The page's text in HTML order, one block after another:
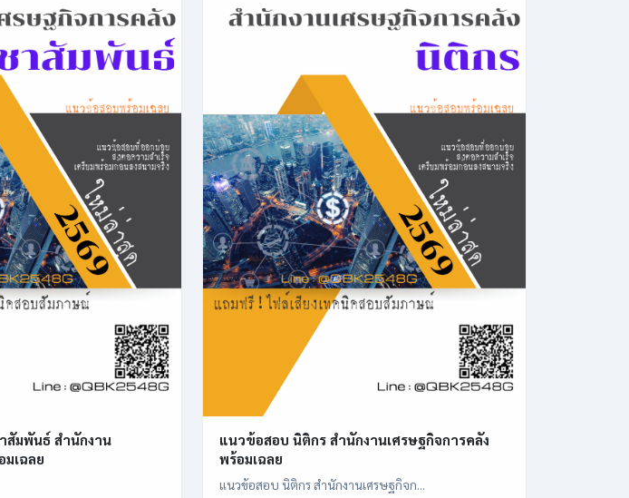
สัมพันธ์ สำนักงาน
มเฉลย
แนวข้อสอบ นิติกร สำนักงานเศรษฐกิจการคลัง
พร้อมเฉลย
แนวข้อสอบ นิติกร สำนักงานเศรษฐกิจก...